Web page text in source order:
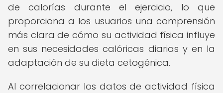
de calorías durante el ejercicio, lo que
proporciona a los usuarios una comprensión
más clara de cómo su actividad física influye
en sus necesidades calóricas diarias y en la
adaptación de su dieta cetogénica.
Al correlacionar los datos de actividad física